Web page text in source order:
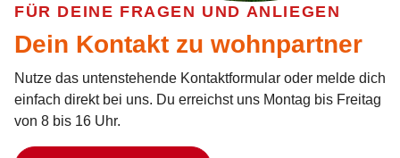
FÜR DEINE FRAGEN UND ANLIEGEN
Dein Kontakt zu wohnpartner
Nutze das untenstehende Kontaktformular oder melde dich
einfach direkt bei uns. Du erreichst uns Montag bis Freitag
von 8 bis 16 Uhr.